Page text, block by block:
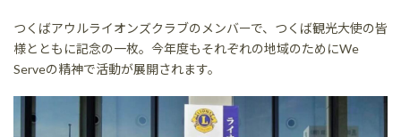
つくばアウルライオンズクラブのメンバーで、つくば観光大使の皆
様とともに記念の一枚。今年度もそれぞれの地域のためにWe
Serveの精神で活動が展開されます。